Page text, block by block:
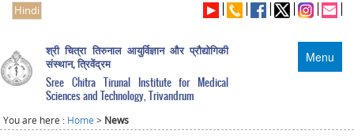
Hindi
Menu
श्री चित्रा तिरुनाल आयुर्विज्ञान और प्रौद्योगिकी
संस्थान, त्रिवेंद्रम
Sree Chitra Tirunal Institute for Medical
Sciences and Technology, Trivandrum
You are here : Home > News